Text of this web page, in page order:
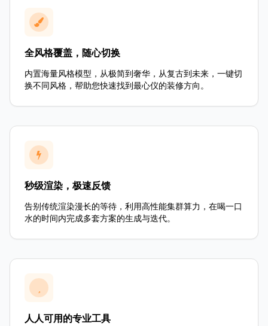
全风格覆盖，随心切换
内置海量风格模型，从极简到奢华，从复古到未来，一键切
换不同风格，帮助您快速找到最心仪的装修方向。
秒级渲染，极速反馈
告别传统渲染漫长的等待，利用高性能集群算力，在喝一口
水的时间内完成多套方案的生成与迭代。
人人可用的专业工具